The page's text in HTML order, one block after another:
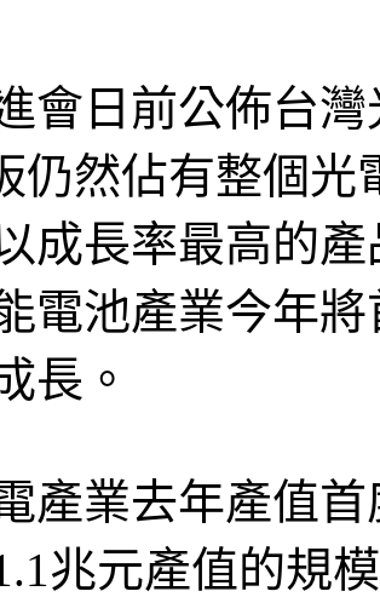
會日前公佈台
仍然佔有整個光
成長率最高的
電池產業今年
長。
產業去年產值
兆元產值的規